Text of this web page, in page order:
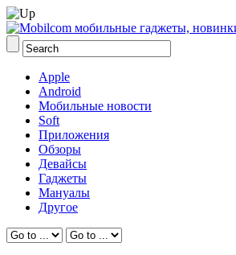
Apple
Android
Мобильные новости
Soft
Приложения
Обзоры
Девайсы
Гаджеты
Мануалы
Другое